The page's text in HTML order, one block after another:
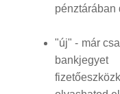
pénztárában
"új" - már